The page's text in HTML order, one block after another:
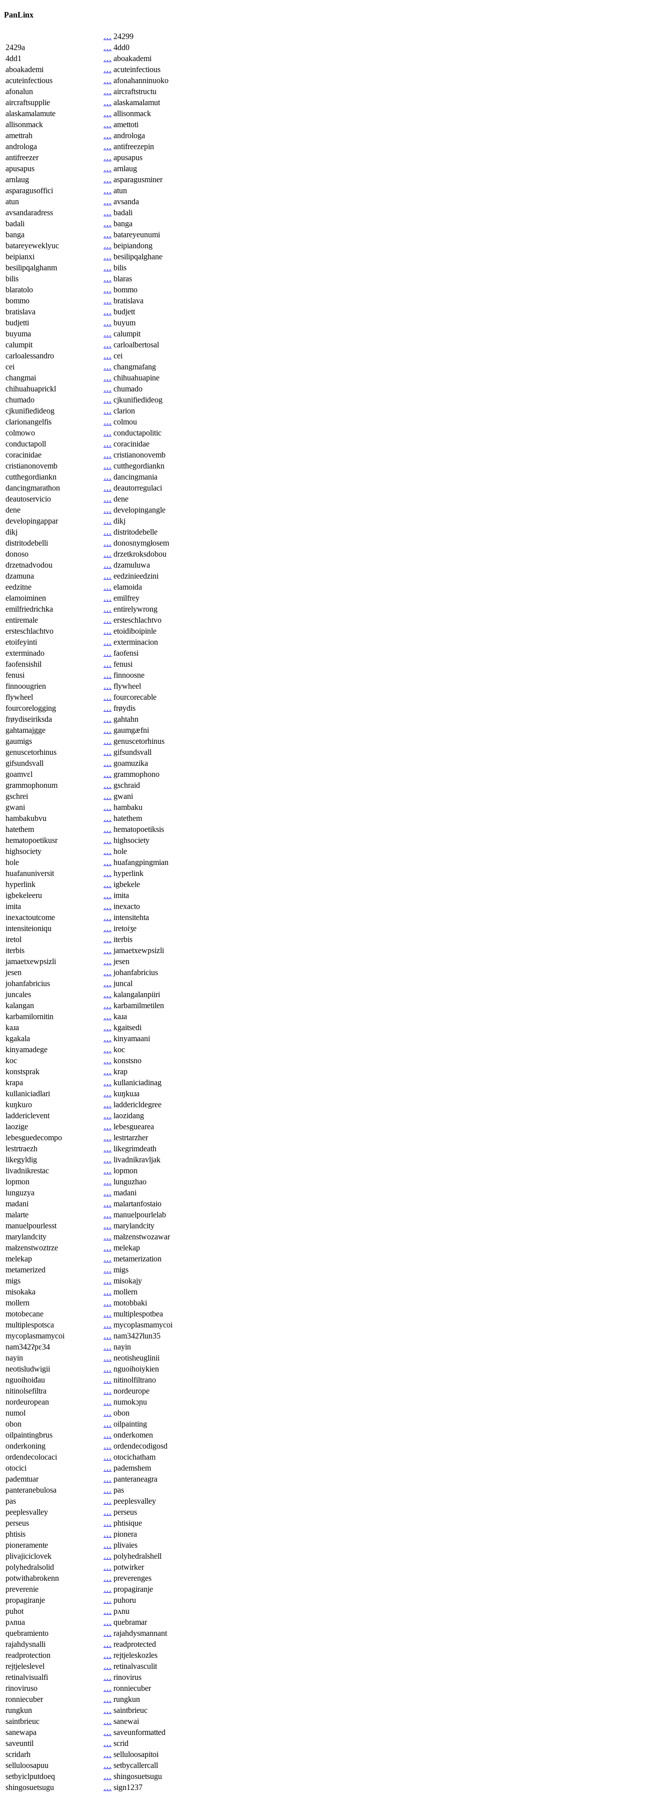
PanLinx
… 24299
2429a
… 4dd0
4dd1
… aboakademi
aboakademi
… acuteinfectious
acuteinfectious
… afonahanninuoko
afonalun
… aircraftstructu
aircraftsupplie
… alaskamalamut
alaskamalamute
… allisonmack
allisonmack
… amettoti
amettrah
… androloga
androloga
… antifreezepin
antifreezer
… apusapus
apusapus
… arnlaug
arnlaug
… asparagusminer
asparagusoffici
… atun
atun
… avsanda
avsandaradress
… badali
badali
… banga
banga
… batareyeunumi
batareyeweklyuc
… beipiandong
beipianxi
… besilipqalghane
besilipqalghanm
… bilis
bilis
… blaras
blaratolo
… bommo
bommo
… bratislava
bratislava
… budjett
budjetti
… buyum
buyuma
… calumpit
calumpit
… carloalbertosal
carloalessandro
… cei
cei
… changmafang
changmai
… chihuahuapine
chihuahuaprickl
… chumado
chumado
… cjkunifiedideog
cjkunifiedideog
… clarion
clarionangelfis
… colmou
colmowo
… conductapolitic
conductapoll
… coracinidae
coracinidae
… cristianonovemb
cristianonovemb
… cutthegordiankn
cutthegordiankn
… dancingmania
dancingmarathon
… deautorregulaci
deautoservicio
… dene
dene
… developingangle
developingappar
… dikj
dikj
… distritodebelle
distritodebelli
… donosnymgłosem
donoso
… drzetkroksdobou
drzetnadvodou
… dzamuluwa
dzamuna
… eedzinieedzini
eedzitne
… elamoida
elamoiminen
… emilfrey
emilfriedrichka
… entirelywrong
entiremale
… ersteschlachtvo
ersteschlachtvo
… etoidiboipinle
etoifeyinti
… exterminacion
exterminado
… faofensi
faofensishil
… fenusi
fenusi
… finnoosne
finnoougrien
… flywheel
flywheel
… fourcorecable
fourcorelogging
… frøydis
frøydiseiriksda
… gahtahn
gahtamajgge
… gaumgæfni
gaumigs
… genuscetorhinus
genuscetorhinus
… gifsundsvall
gifsundsvall
… goamuzika
goamvɛl
… grammophono
grammophonum
… gschraid
gschrei
… gwani
gwani
… hambaku
hambakubvu
… hatethem
hatethem
… hematopoetiksis
hematopoetikusr
… highsociety
highsociety
… hole
hole
… huafangpingmian
huafanuniversit
… hyperlink
hyperlink
… igbekele
igbekeleeru
… imita
imita
… inexacto
inexactoutcome
… intensitehta
intensiteioniqu
… iretoiʒe
iretol
… iterbis
iterbis
… jamaetxewpsizli
jamaetxewpsizli
… jesen
jesen
… johanfabricius
johanfabricius
… juncal
juncales
… kalangalanpiiri
kalangan
… karbamilmetilen
karbamilornitin
… kaɹa
kaɹa
… kgaitsedi
kgakala
… kinyamaani
kinyamadege
… koc
koc
… konstsno
konstsprak
… krap
krapa
… kullaniciadinag
kullaniciadlari
… kuŋkuɹa
kuŋkuɾo
… laddericldegree
laddericlevent
… laozidang
laozige
… lebesguearea
lebesguedecompo
… lestrtarzher
lestrtraezh
… likegrimdeath
likegyldig
… livadnikravljak
livadnikrestac
… lopmon
lopmon
… lunguzhao
lunguzya
… madani
madani
… malartanfostaio
malarte
… manuelpourlelab
manuelpourlesst
… marylandcity
marylandcity
… małzenstwozawar
małzenstwoztrze
… melekap
melekap
… metamerization
metamerized
… migs
migs
… misokajy
misokaka
… mollern
mollern
… motobbaki
motobecane
… multiplespotbea
multiplespotsca
… mycoplasmamycoi
mycoplasmamycoi
… nam342ʔlun35
nam342ʔpɛ34
… nayin
nayin
… neotisheuglinii
neotisludwigii
… nguoihoiykien
nguoihoiđau
… nitinolfiltrano
nitinolsefiltra
… nordeurope
nordeuropean
… numokɔɲu
numol
… obon
obon
… oilpainting
oilpaintingbrus
… onderkomen
onderkoning
… ordendecodigosd
ordendecolocaci
… otocichatham
otocici
… pademshem
pademtuar
… panteraneagra
panteranebulosa
… pas
pas
… peeplesvalley
peeplesvalley
… perseus
perseus
… phtisique
phtisis
… pionera
pioneramente
… plivaies
plivajiciclovek
… polyhedralshell
polyhedralsolid
… potwirker
potwithabrokenn
… preverenges
preverenie
… propagiranje
propagiranje
… puhoru
puhot
… pʌnu
pʌnua
… quebramar
quebramiento
… rajahdysmannant
rajahdysnalli
… readprotected
readprotection
… rejtjeleskozles
rejtjeleslevel
… retinalvasculit
retinalvisualfi
… rinovirus
rinoviruso
… ronniecuber
ronniecuber
… rungkun
rungkun
… saintbrieuc
saintbrieuc
… sanewai
sanewapa
… saveunformatted
saveuntil
… scrid
scridarh
… selluloosapitoi
selluloosapuu
… setbycallercall
setbyiclputdoeq
… shingosuetsugu
shingosuetsugu
… sign1237